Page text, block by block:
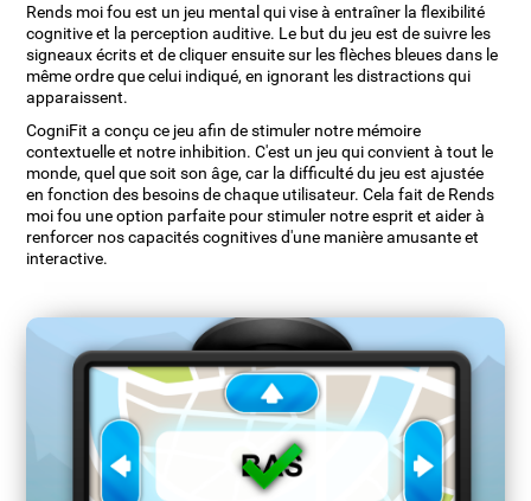
Rends moi fou est un jeu mental qui vise à entraîner la flexibilité
cognitive et la perception auditive. Le but du jeu est de suivre les
signeaux écrits et de cliquer ensuite sur les flèches bleues dans le
même ordre que celui indiqué, en ignorant les distractions qui
apparaissent.
CogniFit a conçu ce jeu afin de stimuler notre mémoire
contextuelle et notre inhibition. C'est un jeu qui convient à tout le
monde, quel que soit son âge, car la difficulté du jeu est ajustée
en fonction des besoins de chaque utilisateur. Cela fait de Rends
moi fou une option parfaite pour stimuler notre esprit et aider à
renforcer nos capacités cognitives d'une manière amusante et
interactive.